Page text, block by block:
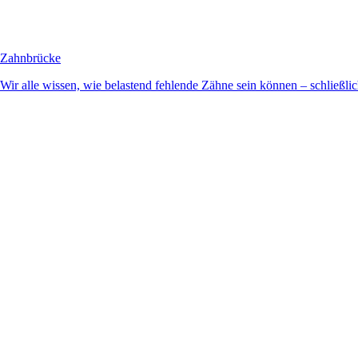
Zahnbrücke
Wir alle wissen, wie belastend fehlende Zähne sein können –